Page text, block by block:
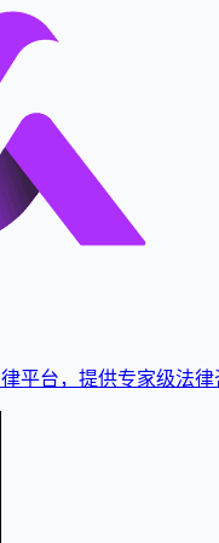
平台，提供专家级法